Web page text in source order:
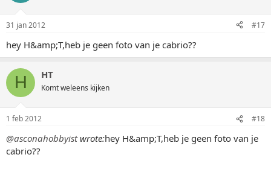
31 jan 2012 #17
hey H&amp;T,heb je geen foto van je cabrio??
H HT
Komt weleens kijken
1 feb 2012 #18
@asconahobbyistwrote:hey H&amp;T,heb je geen foto van je
cabrio??